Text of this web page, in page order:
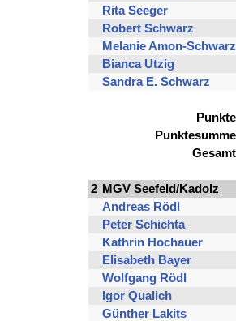
Rita Seeger
Robert Schwarz
Melanie Amon-Schwarz
Bianca Utzig
Sandra E. Schwarz
Punkte
Punktesumme
Gesamt
2 MGV Seefeld/Kadolz
Andreas Rödl
Peter Schichta
Kathrin Hochauer
Elisabeth Bayer
Wolfgang Rödl
Igor Qualich
Günther Lakits